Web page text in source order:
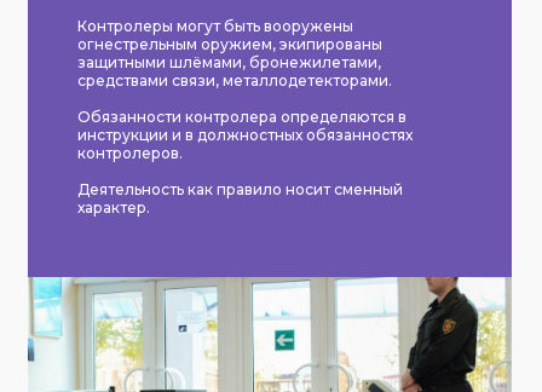
Контролеры могут быть вооружены
огнестрельным оружием, экипированы
защитными шлёмами, бронежилетами,
средствами связи, металлодетекторами.
Обязанности контролера определяются в
инструкции и в должностных обязанностях
контролеров.
Деятельность как правило носит сменный
характер.